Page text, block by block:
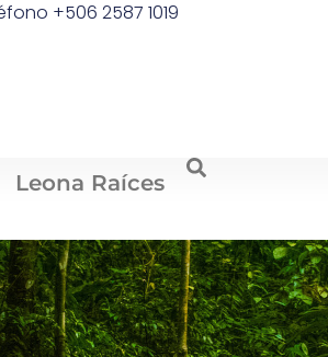
+506 2587 1019
Leona Raíces